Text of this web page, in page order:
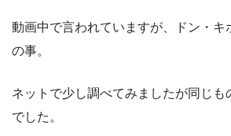
動画中で言われていますが、ドン・キ
の事。
ネットで少し調べてみましたが同じも
でした。